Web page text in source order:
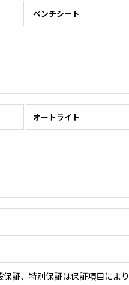
ベンチシート
オートライト
証、特別保証は保証項目により